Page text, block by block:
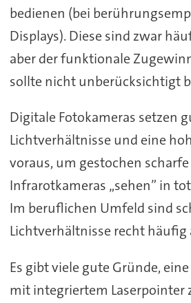
bedienen (bei
Displays). Diese sind zwar
aber der funktionale
sollte nicht unberücksichtigt
Digitale Fotokameras setzen
Lichtverhältnisse und eine
voraus, um gestochen
Infrarotkameras „sehen” in
Im beruflichen Umfeld sind
Lichtverhältnisse recht
Es gibt viele gute Gründe,
mit integriertem Laserpointer